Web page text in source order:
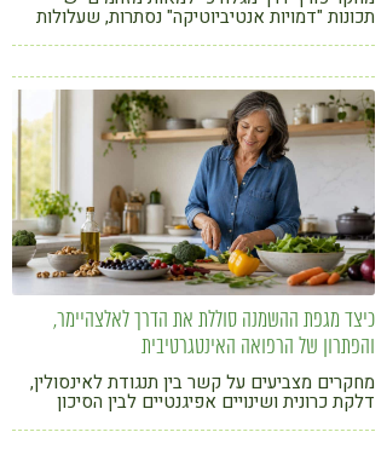
קורונה
טבעונות
תכונות "דמויות אנטיביוטיקה" נסתרות, שעלולות
כיצד מגפת ההשמנה סוללת את הדרך לאלצהיימר,
והפתרון של הרפואה האינטגרטיבית
מחקרים מצביעים על קשר בין תנגודת לאינסולין,
דלקת כרונית ושינויים אפיגנטיים לבין הסיכון
לפגיעה קוגניטיבית. כיצד תזונה, צמחי מרפא
ורפואה סינית עשויים להשתלב בגישה המניעתית?